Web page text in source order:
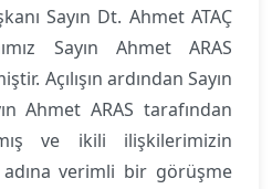
Sayın Dt. Ahmet ATAÇ
Sayın Ahmet ARAS
Açılışın ardından Sayın
Ahmet ARAS tarafından
ve ikili ilişkilerimizin
verimli bir görüşme